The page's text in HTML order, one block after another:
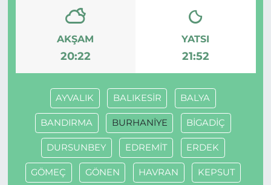
AKŞAM
20:22
YATSI
21:52
AYVALIK BALIKESİR BALYA
BANDIRMA BURHANİYE BİGADİÇ
DURSUNBEY EDREMİT ERDEK
GÖMEÇ GÖNEN HAVRAN KEPSUT